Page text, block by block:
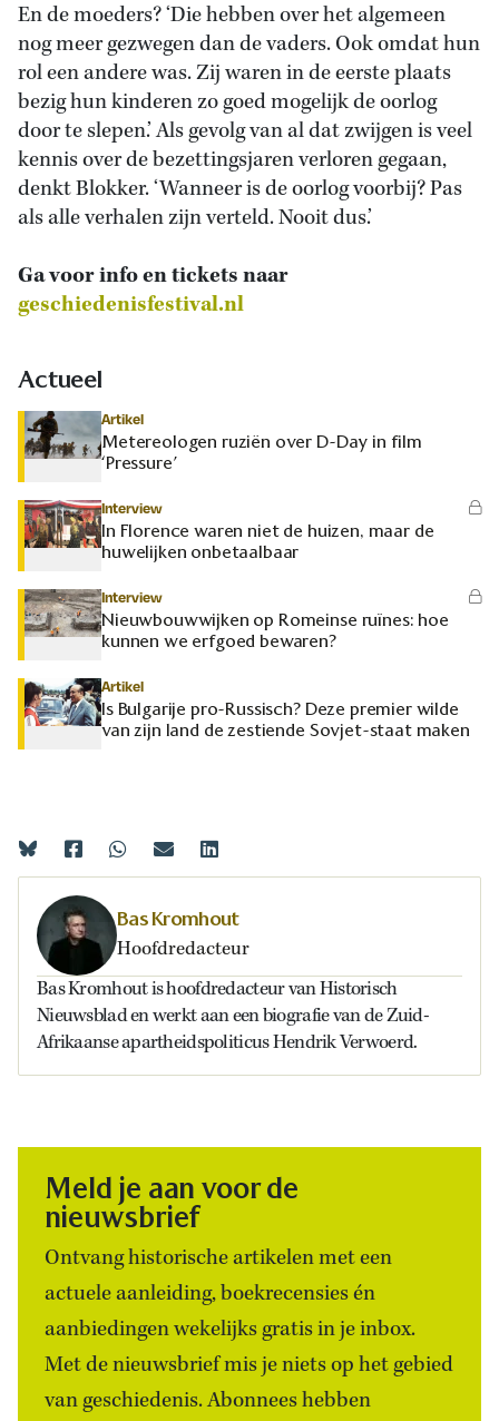
En de moeders? ‘Die hebben over het algemeen
nog meer gezwegen dan de vaders. Ook omdat hun
rol een andere was. Zij waren in de eerste plaats
bezig hun kinderen zo goed mogelijk de oorlog
door te slepen.’ Als gevolg van al dat zwijgen is veel
kennis over de bezettingsjaren verloren gegaan,
denkt Blokker. ‘Wanneer is de oorlog voorbij? Pas
als alle verhalen zijn verteld. Nooit dus.’
Ga voor info en tickets naar
geschiedenisfestival.nl
Actueel
Artikel
Metereologen ruziën over D-Day in film
‘Pressure’
Interview
In Florence waren niet de huizen, maar de
huwelijken onbetaalbaar
Interview
Nieuwbouwwijken op Romeinse ruïnes: hoe
kunnen we erfgoed bewaren?
Artikel
Is Bulgarije pro-Russisch? Deze premier wilde
van zijn land de zestiende Sovjet-staat maken
Bas Kromhout
Hoofdredacteur
Bas Kromhout is hoofdredacteur van Historisch
Nieuwsblad en werkt aan een biografie van de Zuid-
Afrikaanse apartheidspoliticus Hendrik Verwoerd.
Meld je aan voor de
nieuwsbrief
Ontvang historische artikelen met een
actuele aanleiding, boekrecensies én
aanbiedingen wekelijks gratis in je inbox.
Met de nieuwsbrief mis je niets op het gebied
van geschiedenis. Abonnees hebben